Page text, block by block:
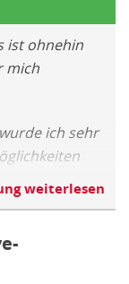
ist ohnehin
mich
ich sehr
entwickelt,
weiterlesen